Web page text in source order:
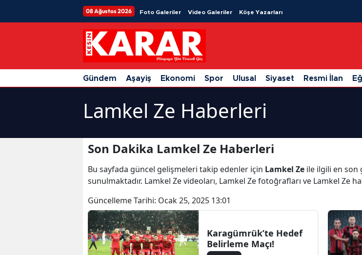
08 Ağustos 2026 Foto Galeriler Video Galeriler Köşe Yazarları
Gündem Aşayiş Ekonomi Spor Ulusal Siyaset Resmi İlan
Lamkel Ze Haberleri
Son Dakika Lamkel Ze Haberleri
Bu sayfada güncel gelişmeleri takip edenler için Lamkel Ze ile ilgili en son
sunulmaktadır. Lamkel Ze videoları, Lamkel Ze fotoğrafları ve Lamkel Ze
Güncelleme Tarihi: Ocak 25, 2025 13:01
Karagümrük’te Hedef
Belirleme Maçı!